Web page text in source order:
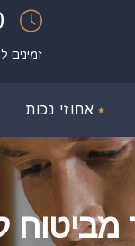
זמינים
אחוזי נכות